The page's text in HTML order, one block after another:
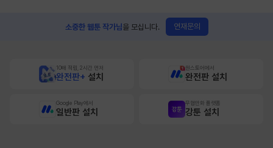
소중한 웹툰 작가님을 모십니다. 연재문의
10배 적립, 2시간 먼저
완전판+ 설치
원스토어에서
완전판 설치
Google Play에서
일반판 설치
무협만화 플랫폼
강툰 설치